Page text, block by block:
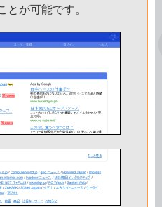
が可能です。